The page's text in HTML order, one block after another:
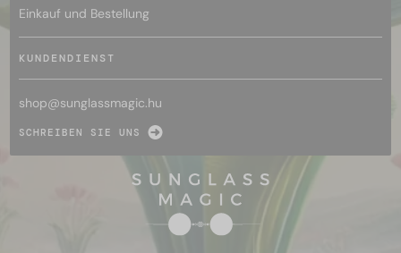
Einkauf und Bestellung
KUNDENDIENST
shop@sunglassmagic.hu
SCHREIBEN SIE UNS